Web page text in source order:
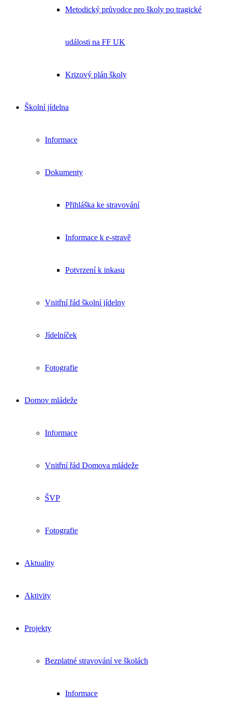
Metodický průvodce pro školy po tragické
události na FF UK
Krizový plán školy
Školní jídelna
Informace
Dokumenty
Přihláška ke stravování
Informace k e-stravě
Potvrzení k inkasu
Vnitřní řád školní jídelny
Jídelníček
Fotografie
Domov mládeže
Informace
Vnitřní řád Domova mládeže
ŠVP
Fotografie
Aktuality
Aktivity
Projekty
Bezplatné stravování ve školách
Informace